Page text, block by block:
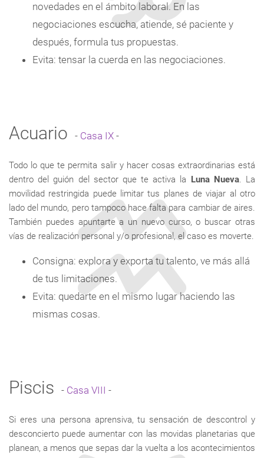
novedades en el ámbito laboral. En las
negociaciones escucha, atiende, sé paciente y
después, formula tus propuestas.
Evita: tensar la cuerda en las negociaciones.
Acuario - Casa IX -
Todo lo que te permita salir y hacer cosas extraordinarias está
dentro del guión del sector que te activa la Luna Nueva. La
movilidad restringida puede limitar tus planes de viajar al otro
lado del mundo, pero tampoco hace falta para cambiar de aires.
También puedes apuntarte a un nuevo curso, o buscar otras
vías de realización personal y/o profesional, el caso es moverte.
Consigna: explora y exporta tu talento, ve más allá
de tus limitaciones.
Evita: quedarte en el mismo lugar haciendo las
mismas cosas.
Piscis - Casa VIII -
Si eres una persona aprensiva, tu sensación de descontrol y
desconcierto puede aumentar con las movidas planetarias que
planean, a menos que sepas dar la vuelta a los acontecimientos